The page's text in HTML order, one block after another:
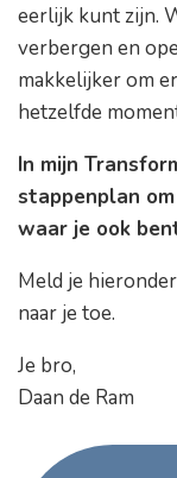
eerlijk kunt zijn.
verbergen en
makkelijker om
hetzelfde
In mijn
stappenplan
waar je ook
Meld je
naar je toe.
Je bro,
Daan de Ram